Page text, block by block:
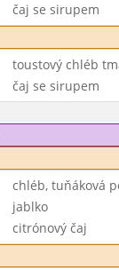
čaj se sirupem
toustový chléb
čaj se sirupem
chléb, tuňáková
jablko
citrónový čaj